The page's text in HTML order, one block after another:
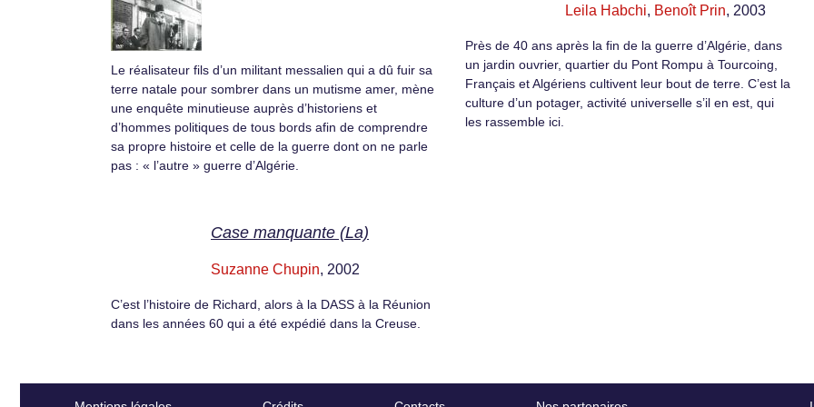
Le réalisateur fils d’un militant messalien qui a dû fuir sa
terre natale pour sombrer dans un mutisme amer, mène
une enquête minutieuse auprès d’historiens et
d’hommes politiques de tous bords afin de comprendre
sa propre histoire et celle de la guerre dont on ne parle
pas : « l’autre » guerre d’Algérie.
Leila Habchi, Benoît Prin, 2003
Près de 40 ans après la fin de la guerre d’Algérie, dans
un jardin ouvrier, quartier du Pont Rompu à Tourcoing,
Français et Algériens cultivent leur bout de terre. C’est la
culture d’un potager, activité universelle s’il en est, qui
les rassemble ici.
Case manquante (La)
Suzanne Chupin, 2002
C’est l’histoire de Richard, alors à la DASS à la Réunion
dans les années 60 qui a été expédié dans la Creuse.